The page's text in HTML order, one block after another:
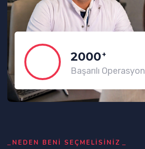
2000+
Başarılı Operasyon
NEDEN BENİ SEÇMELİSİNİZ